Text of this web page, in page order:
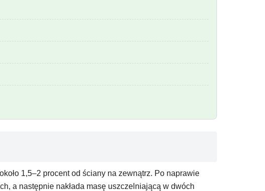
1,5–2 procent od ściany na zewnątrz. Po naprawie
a następnie nakłada masę uszczelniającą w dwóch